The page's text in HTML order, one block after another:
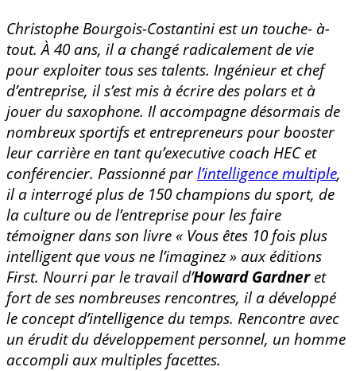
Christophe Bourgois-Costantini est un touche- à-
tout. À 40 ans, il a changé radicalement de vie
pour exploiter tous ses talents. Ingénieur et chef
d’entreprise, il s’est mis à écrire des polars et à
jouer du saxophone. Il accompagne désormais de
nombreux sportifs et entrepreneurs pour booster
leur carrière en tant qu’executive coach HEC et
conférencier. Passionné parl’intelligence multiple,
il a interrogé plus de 150 champions du sport, de
la culture ou de l’entreprise pour les faire
témoigner dans son livre « Vous êtes 10 fois plus
intelligent que vous ne l’imaginez » aux éditions
First. Nourri par le travail d’Howard Gardneret
fort de ses nombreuses rencontres, il a développé
le concept d’intelligence du temps. Rencontre avec
un érudit du développement personnel, un homme
accompli aux multiples facettes.